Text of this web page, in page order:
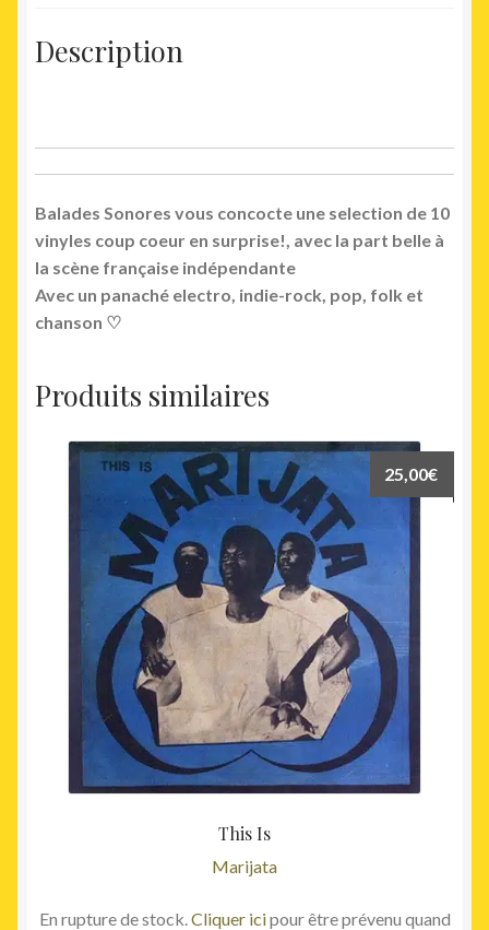
Description
Balades Sonores vous concocte une selection de 10
vinyles coup coeur en surprise!, avec la part belle à
la scène française indépendante
Avec un panaché electro, indie-rock, pop, folk et
chanson ♡
Produits similaires
This Is
Marijata
25,00€
En rupture de stock.Cliquer icipour être prévenu quand